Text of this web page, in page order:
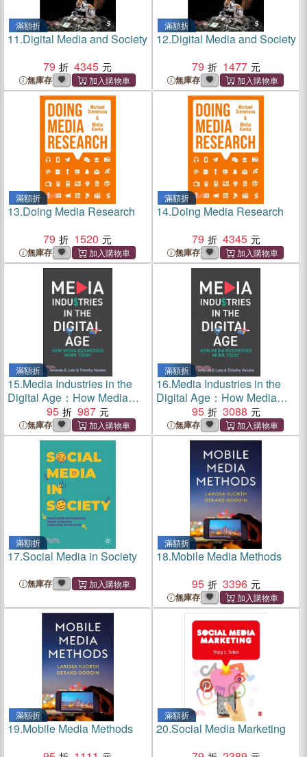
滿額折
11.Digital Media and Society
79
4345
無庫存
滿額折
12.Digital Media and Society
79
1477
無庫存
滿額折
13.Doing Media Research
79
1520
無庫存
滿額折
14.Doing Media Research
79
4345
無庫存
滿額折
15.Media Industries in the
Digital Age：How Media
Businesses Work Today
95 987
無庫存
滿額折
16.Media Industries in the
Digital Age：How Media
Businesses Work Today
95 3088
無庫存
滿額折
17.Social Media in Society
無庫存
滿額折
18.Mobile Media Methods
95
3396
無庫存
滿額折
19.Mobile Media Methods
滿額折
20.Social Media Marketing